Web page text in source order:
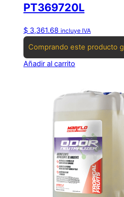
PT369720L
$ 3,361.68 incluye IVA
Comprando este producto
Añadir al carrito